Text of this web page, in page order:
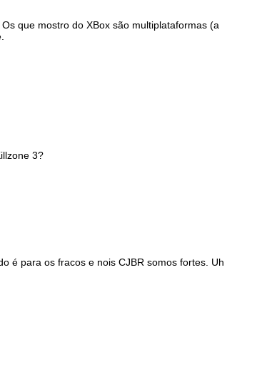
que mostro do XBox são multiplataformas (a
3?
é para os fracos e nois CJBR somos fortes. Uh